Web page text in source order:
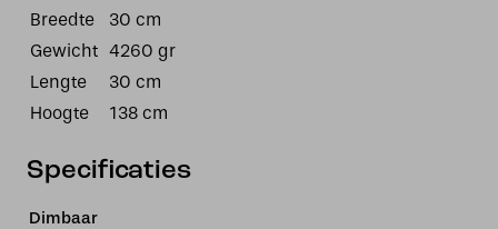
Breedte
30 cm
Gewicht 4260 gr
Lengte
30 cm
Hoogte
138 cm
Specificaties
Dimbaar